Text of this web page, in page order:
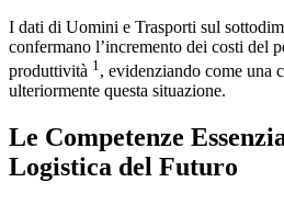
I dati di Uomini e Trasporti sul
confermano l’incremento dei costi del
produttività 1 , evidenziando come una
ulteriormente questa situazione.
Le Competenze
Logistica del Futuro